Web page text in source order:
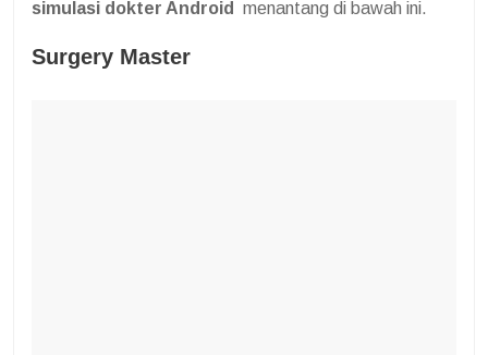
simulasi dokter Android
menantang di bawah ini.
Surgery Master